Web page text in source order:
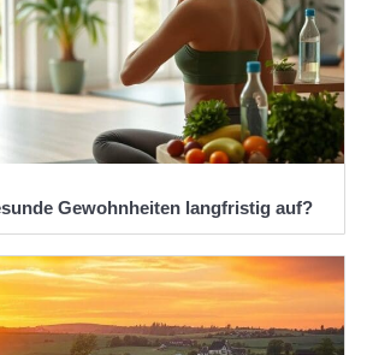
Gewohnheiten langfristig auf?